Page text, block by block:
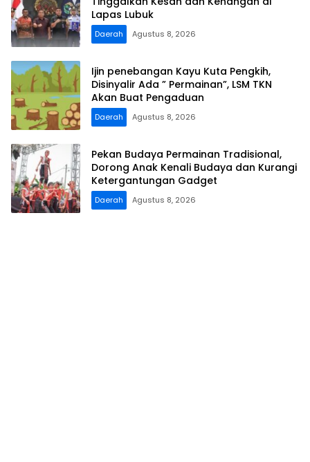
Lapas Lubuk
Daerah Agustus 8, 2026
Ijin penebangan Kayu Kuta Pengkih,
Disinyalir Ada ” Permainan”, LSM TKN
Akan Buat Pengaduan
Daerah Agustus 8, 2026
Pekan Budaya Permainan Tradisional,
Dorong Anak Kenali Budaya dan Kurangi
Ketergantungan Gadget
Daerah Agustus 8, 2026